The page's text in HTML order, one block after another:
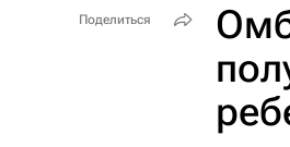
Поделиться